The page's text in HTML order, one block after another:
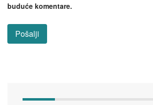
buduće komentare.